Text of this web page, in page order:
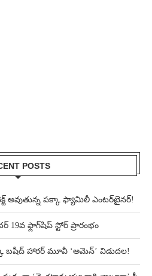
POSTS
అవుతున్న పక్కా ఫ్యామిలీ ఎంటర్‌టైనర్!
ఫ్లాగ్‌షిప్ స్టోర్ ప్రారంభం
బషీద్‌ హారర్ మూవీ ‘అమెన్’ విడుదల!